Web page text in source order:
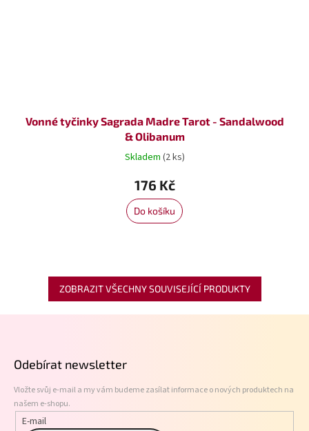
Vonné tyčinky Sagrada Madre Tarot - Sandalwood
& Olibanum
Skladem (2 ks)
176 Kč
Do košíku
ZOBRAZIT VŠECHNY SOUVISEJÍCÍ PRODUKTY
Odebírat newsletter
Vložte svůj e-mail a my vám budeme zasílat informace o nových produktech na
našem e-shopu.
E-mail